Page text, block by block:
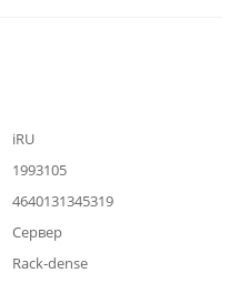
iRU
1993105
4640131345319
Сервер
Rack-dense